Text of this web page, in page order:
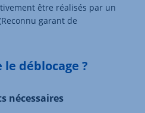
être réalisés par un
garant de
déblocage ?
nécessaires